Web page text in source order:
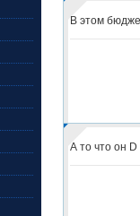
В этом
А то что он